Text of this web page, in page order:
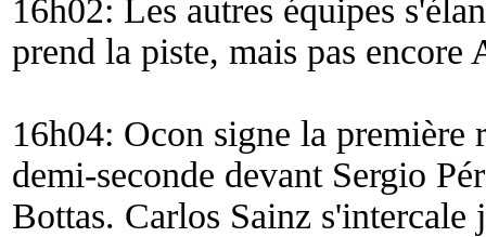
16h02: Les autres équipes
prend la piste, mais pas encore
16h04: Ocon signe la première
demi-seconde devant Sergio
Bottas. Carlos Sainz s'intercale